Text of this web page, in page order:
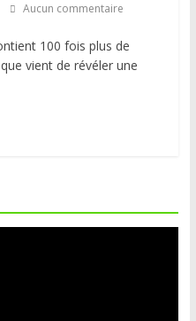
Aucun commentaire
100 fois plus de
vient de révéler une